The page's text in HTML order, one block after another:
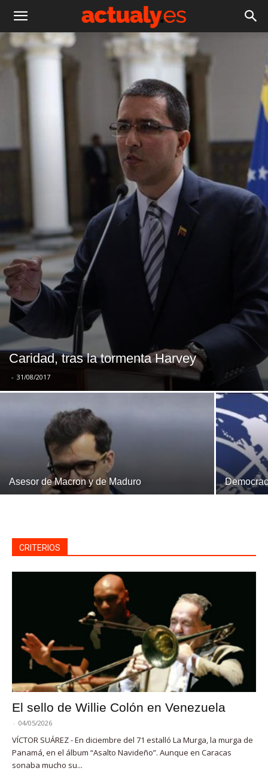
Caridad, tras la tormenta Harvey
- 31/08/2017
Asesor de Macron y de Maduro
CRITERIOS
El sello de Willie Colón en Venezuela
- 04/05/2026
VÍCTOR SUÁREZ - En diciembre del 71 estalló La Murga, la murga de
Panamá, en el álbum “Asalto Navideño”. Aunque en Caracas
sonaba mucho su...